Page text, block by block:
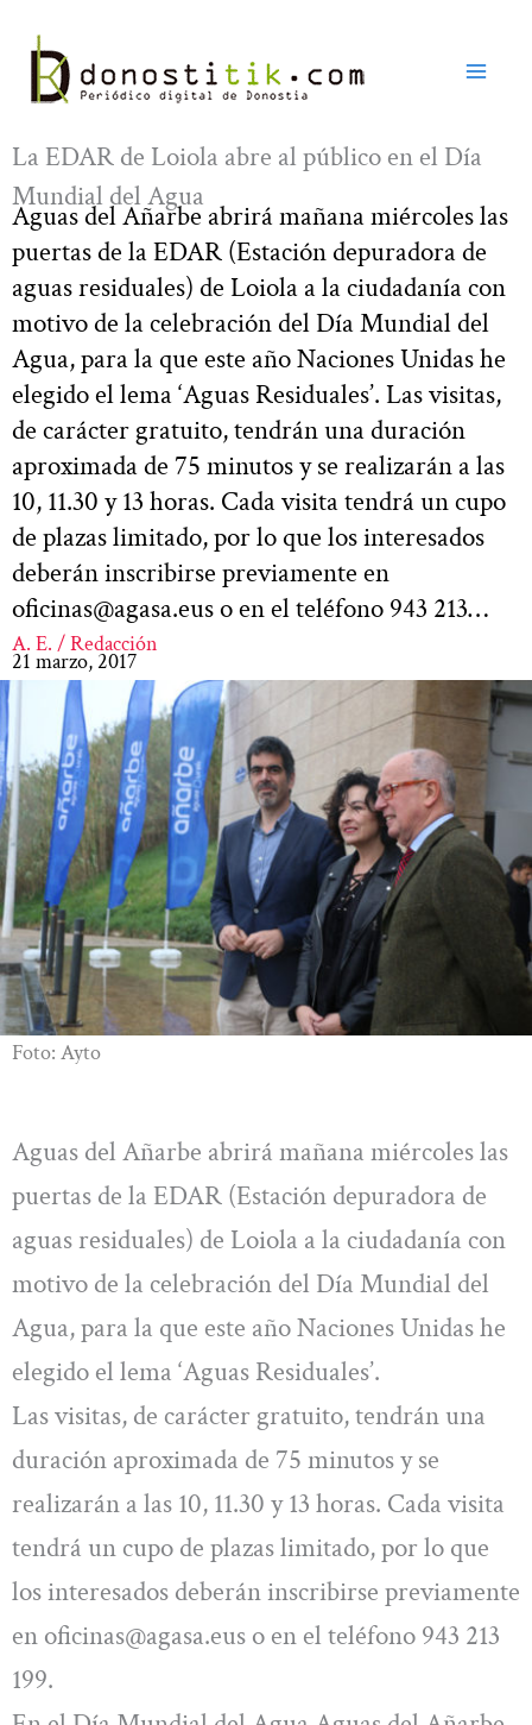
contenido
La EDAR de Loiola abre al público en el Día
Mundial del Agua
Aguas del Añarbe abrirá mañana miércoles las
puertas de la EDAR (Estación depuradora de
aguas residuales) de Loiola a la ciudadanía con
motivo de la celebración del Día Mundial del
Agua, para la que este año Naciones Unidas he
elegido el lema ‘Aguas Residuales’. Las visitas,
de carácter gratuito, tendrán una duración
aproximada de 75 minutos y se realizarán a las
10, 11.30 y 13 horas. Cada visita tendrá un cupo
de plazas limitado, por lo que los interesados
deberán inscribirse previamente en
oficinas@agasa.euso en el teléfono 943 213…
A. E. / Redacción
21 marzo, 2017
Foto: Ayto
Aguas del Añarbe abrirá mañana miércoles las
puertas de la EDAR (Estación depuradora de
aguas residuales) de Loiola a la ciudadanía con
motivo de la celebración del Día Mundial del
Agua, para la que este año Naciones Unidas he
elegido el lema ‘Aguas Residuales’.
Las visitas, de carácter gratuito, tendrán una
duración aproximada de 75 minutos y se
realizarán a las 10, 11.30 y 13 horas. Cada visita
tendrá un cupo de plazas limitado, por lo que
los interesados deberán inscribirse previamente
en oficinas@agasa.eus o en el teléfono 943 213
199.